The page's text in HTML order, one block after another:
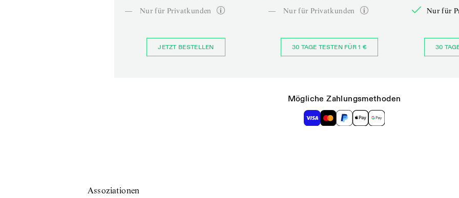
—
Nur für Privatkunden
JETZT BESTELLEN
—
Nur für Privatkunden
30 TAGE TESTEN FÜR 1 €
Nur für
30
Mögliche Zahlungsmethoden
Assoziationen